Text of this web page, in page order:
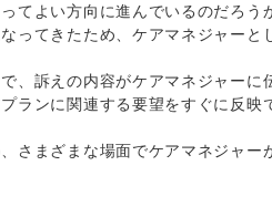
てよい方向に進んでいるのだろう
ってきたため、ケアマネジャーと
、訴えの内容がケアマネジャーに
ランに関連する要望をすぐに反映
さまざまな場面でケアマネジャー